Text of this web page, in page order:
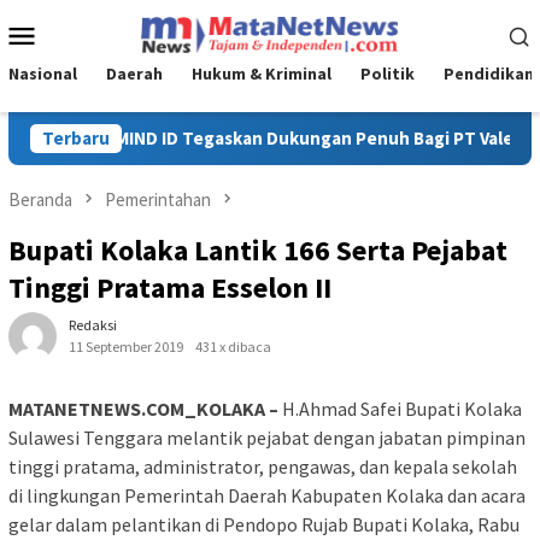
ke
Mobile
Nasional Daerah Hukum & Kriminal Politik Pendidikan
Terbaru
Bagi PT Vale di Pomalaa, Perkuat Kepastian Investasi dan
Beranda Pemerintahan
Bupati Kolaka Lantik 166 Serta Pejabat
Tinggi Pratama Esselon II
Redaksi
11 September 2019
431 x dibaca
MATANETNEWS.COM_KOLAKA – H.Ahmad Safei Bupati Kolaka
Sulawesi Tenggara melantik pejabat dengan jabatan pimpinan
tinggi pratama, administrator, pengawas, dan kepala sekolah
di lingkungan Pemerintah Daerah Kabupaten Kolaka dan acara
gelar dalam pelantikan di Pendopo Rujab Bupati Kolaka, Rabu